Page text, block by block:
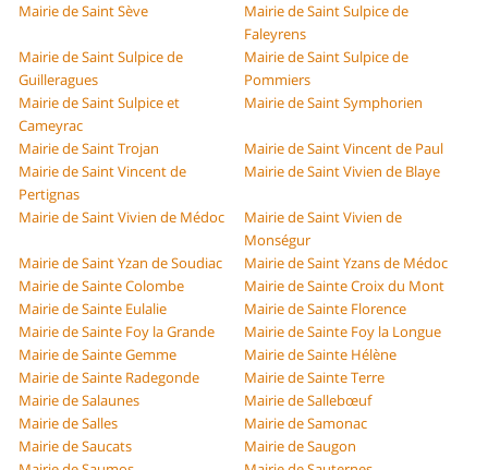
Mairie de Saint Sève
Mairie de Saint Sulpice de
Faleyrens
Mairie de Saint Sulpice de
Guilleragues
Mairie de Saint Sulpice de
Pommiers
Mairie de Saint Sulpice et
Cameyrac
Mairie de Saint Symphorien
Mairie de Saint Trojan
Mairie de Saint Vincent de Paul
Mairie de Saint Vincent de
Pertignas
Mairie de Saint Vivien de Blaye
Mairie de Saint Vivien de Médoc
Mairie de Saint Vivien de
Monségur
Mairie de Saint Yzan de Soudiac
Mairie de Saint Yzans de Médoc
Mairie de Sainte Colombe
Mairie de Sainte Croix du Mont
Mairie de Sainte Eulalie
Mairie de Sainte Florence
Mairie de Sainte Foy la Grande
Mairie de Sainte Foy la Longue
Mairie de Sainte Gemme
Mairie de Sainte Hélène
Mairie de Sainte Radegonde
Mairie de Sainte Terre
Mairie de Salaunes
Mairie de Sallebœuf
Mairie de Salles
Mairie de Samonac
Mairie de Saucats
Mairie de Saugon